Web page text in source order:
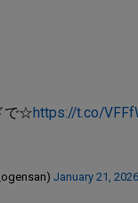
で☆https://t.co/
January 21, 2026